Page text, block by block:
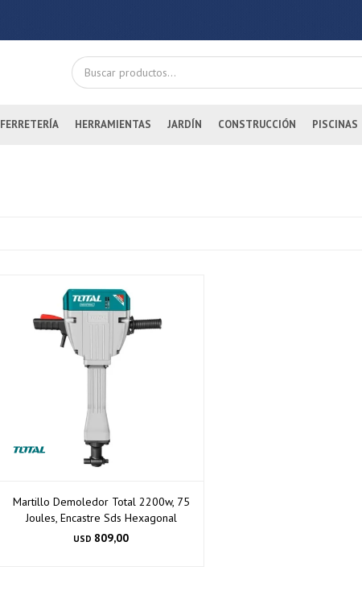
FERRETERÍA HERRAMIENTAS JARDÍN CONSTRUCCIÓN PISCINAS
Martillo Demoledor Total 2200w, 75
Joules, Encastre Sds Hexagonal
USD 809,00